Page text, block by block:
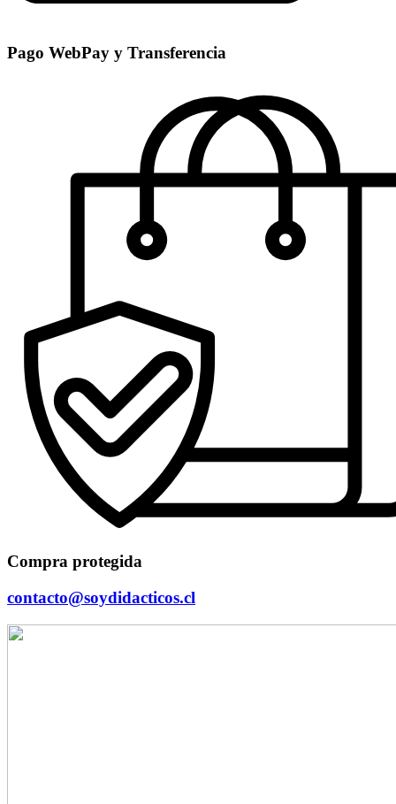
Pago WebPay y Transferencia
Compra protegida
contacto@soydidacticos.cl